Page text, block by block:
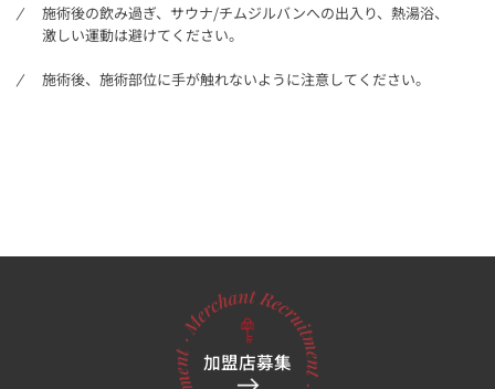
施術後の飲み過ぎ、サウナ/チムジルバンへの出入り、熱湯浴、
激しい運動は避けてください。
施術後、施術部位に手が触れないように注意してください。
加盟店募集